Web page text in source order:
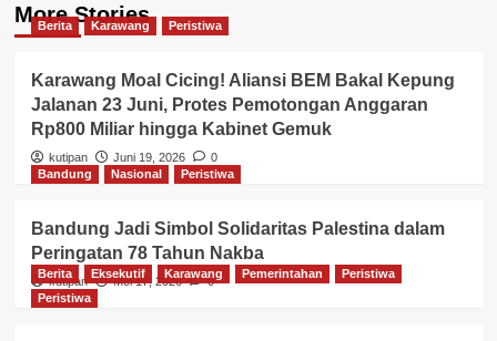
More Stories
Berita Karawang Peristiwa
Karawang Moal Cicing! Aliansi BEM Bakal Kepung
Jalanan 23 Juni, Protes Pemotongan Anggaran
Rp800 Miliar hingga Kabinet Gemuk
kutipan Juni 19, 2026
0
Bandung
Nasional Peristiwa
Bandung Jadi Simbol Solidaritas Palestina dalam
Peringatan 78 Tahun Nakba
kutipan Mei 17, 2026 0
Berita Eksekutif Karawang Pemerintahan
Peristiwa
Peristiwa